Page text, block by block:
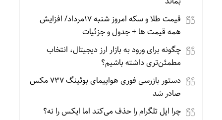
قیمت طلا و سکه امروز شنبه 17مرداد/ افزایش
همه قیمت ها + جدول و جزئیات
چگونه برای ورود به بازار ارز دیجیتال، انتخاب
مطمئن‌تری داشته باشیم؟
دستور بازرسی فوری هواپیمای بوئینگ ۷۳۷ مکس
صادر شد
چرا اپل تلگرام را حذف می‌کند اما ایکس را نه؟